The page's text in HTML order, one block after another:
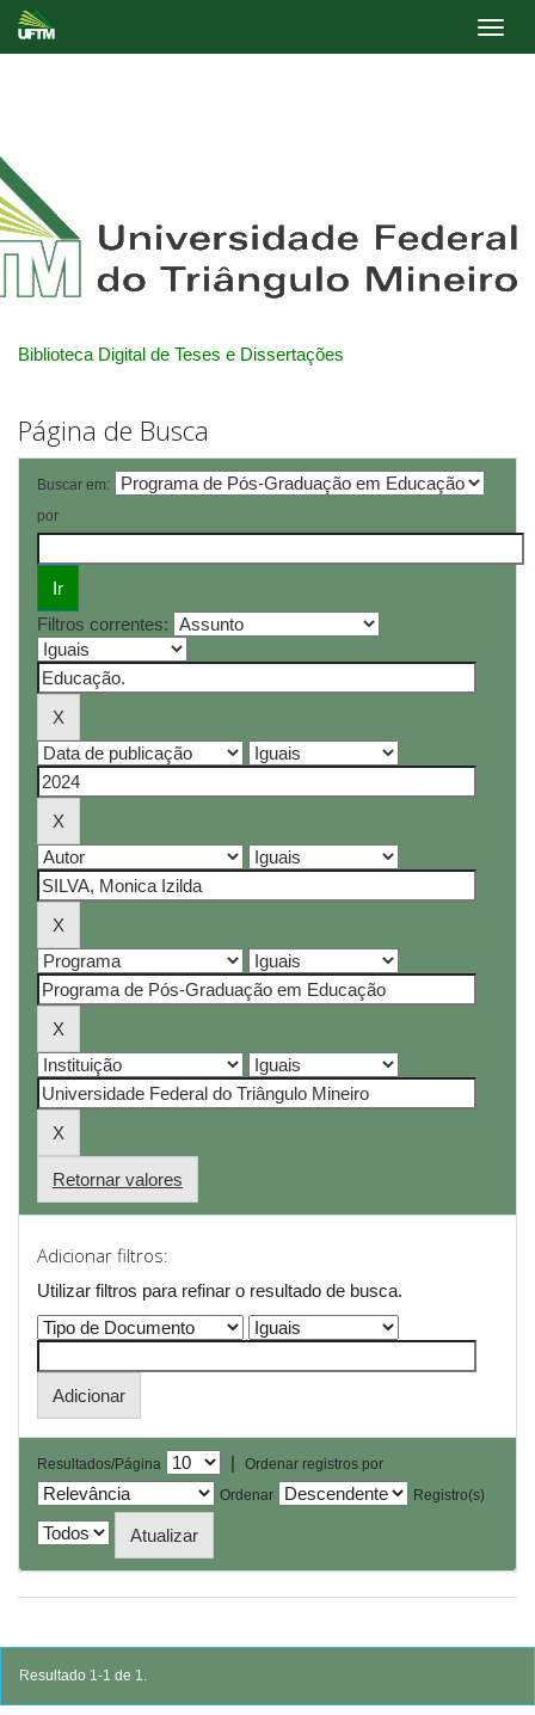
Biblioteca Digital de Teses e Dissertações
Página de Busca
Buscar em:
por
Filtros correntes:
Retornar valores
Adicionar filtros:
Utilizar filtros para refinar o resultado de busca.
Resultados/Página |
Ordenar registros por
Ordenar
Registro(s)
Resultado 1-1 de 1.